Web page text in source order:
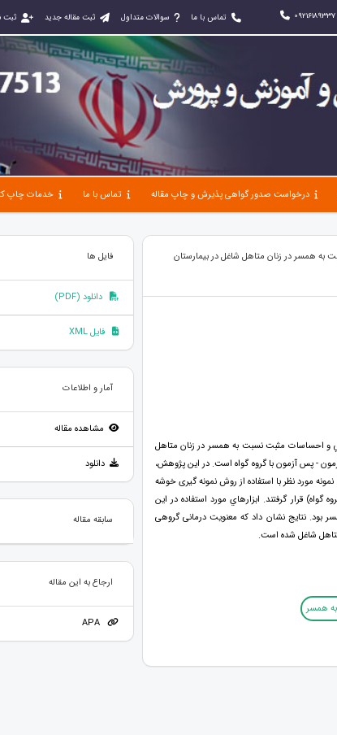
09216189337 تماس با ما سوالات متداول ثبت مقاله جدید ثبت
درخواست صدور گواهی پذیرش و چاپ مقاله تماس با ما خدمات چاپ
به همسر در زنان متاهل شاغل در بيمارستان
و احساسات مثبت نسبت به همسر در زنان متاهل
- پس آزمون با گروه گواه است. در این پژوهش،
زنان متاهل شاغل در بيمارستان هاي شهر کرمانشاه در سال 1397 بودند. نمونه مورد نظر با استفاده از روش نمونه گیری خوشه
ای 30 نفر در دو گروه آزمایشی و گواه (15 نفر گروه آزمایش و 15 نفر گروه گواه) قرار گرفتند. ابزارهاي مورد استفاده در اين
نتايج نشان داد كه معنویت درمانی گروهی
شاغل شده است.
همسر
فایل ها
دانلود (PDF)
فایل XML
آمار و اطلاعات
مشاهده مقاله
دانلود
سابقه مقاله
ارجاع به این مقاله